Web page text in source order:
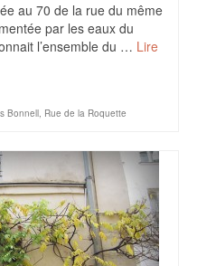
au 70 de la rue du même
par les eaux du
l’ensemble du … Lire
Bonnell, Rue de la Roquette